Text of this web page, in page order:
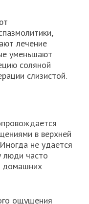
лечение
уменьшают
соляной
слизистой.
в верхней
не удается
люди часто
домашних
ощущения